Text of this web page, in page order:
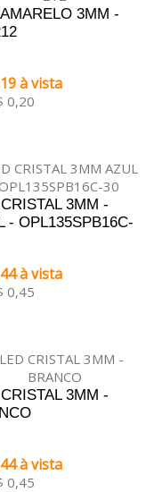
3MM -
à vista
0,20
3MM -
- OPL135SPB16C-
à vista
0,45
3MM -
à vista
0,45